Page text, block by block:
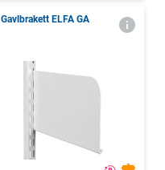
Gavlbrakett ELFA GA